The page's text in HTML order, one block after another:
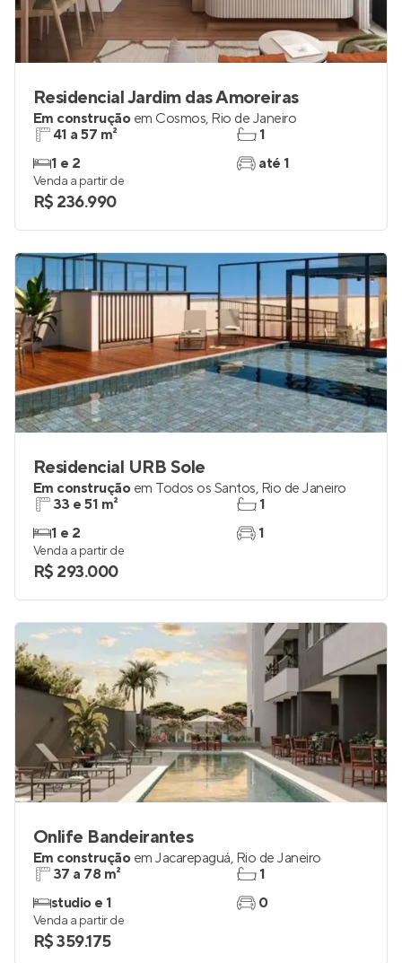
Residencial Jardim das Amoreiras
Em construção em Cosmos, Rio de Janeiro
41 a 57 m²
1 e 2
1
até 1
Venda a partir de
R$ 236.990
Residencial URB Sole
Em construção em Todos os Santos, Rio de Janeiro
33 e 51 m²
1 e 2
1
1
Venda a partir de
R$ 293.000
Onlife Bandeirantes
Em construção em Jacarepaguá, Rio de Janeiro
37 a 78 m²
studio e 1
1
0
Venda a partir de
R$ 359.175